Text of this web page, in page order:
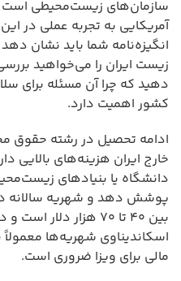
سازمان‌های زیست‌محیطی است
آمریکایی به تجربه عملی در
انگیزه‌نامه شما باید نشان
زیست ایران را می‌خواهید
دهید که چرا آن مسئله برای
کشور اهمیت دارد.
ادامه تحصیل در رشته حقوق
خارج ایران هزینه‌های بالایی
دانشگاه یا بنیادهای
پوشش دهد و شهریه سالانه در
بین ۴۰ تا ۷۰ هزار
اسکاندیناوی شهریه‌ها معمولاً
مالی برای ویزا ضروری است.